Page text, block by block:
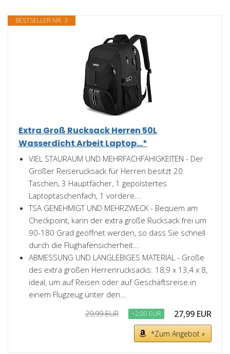
BESTSELLER NR. 3
Extra Groß Rucksack Herren 50L
Wasserdicht Arbeit Laptop...*
VIEL STAURAUM UND MEHRFACHFÄHIGKEITEN - Der
Großer Reiserucksack für Herren besitzt 20
Taschen, 3 Hauptfächer, 1 gepolstertes
Laptoptaschenfach, 1 vordere...
TSA GENEHMIGT UND MEHRZWECK - Bequem am
Checkpoint, kann der extra große Rucksack frei um
90-180 Grad geöffnet werden, so dass Sie schnell
durch die Flughafensicherheit...
ABMESSUNG UND LANGLEBIGES MATERIAL - Größe
des extra großen Herrenrucksacks: 18,9 x 13,4 x 8,
ideal, um auf Reisen oder auf Geschäftsreise in
einem Flugzeug unter den...
29,99 EUR −2,00 EUR 27,99 EUR
*Zum Angebot »